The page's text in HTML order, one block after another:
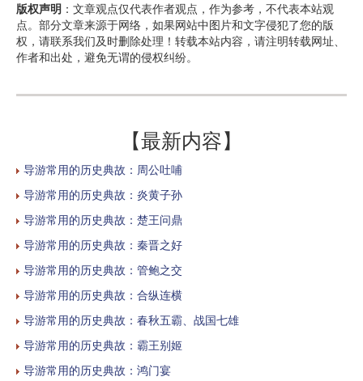
版权声明 ：文章观点仅代表作者观点，作为参考，不代表本站观
点。部分文章来源于网络，如果网站中图片和文字侵犯了您的版
权，请联系我们及时删除处理！转载本站内容，请注明转载网址、
作者和出处，避免无谓的侵权纠纷。
【最新内容】
导游常用的历史典故：周公吐哺
导游常用的历史典故：炎黄子孙
导游常用的历史典故：楚王问鼎
导游常用的历史典故：秦晋之好
导游常用的历史典故：管鲍之交
导游常用的历史典故：合纵连横
导游常用的历史典故：春秋五霸、战国七雄
导游常用的历史典故：霸王别姬
导游常用的历史典故：鸿门宴